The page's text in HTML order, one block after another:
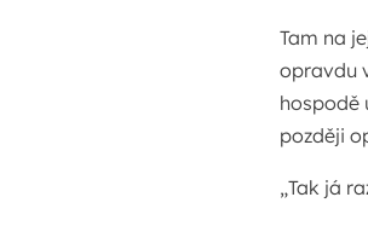
Tam na
opravdu
hospodě
později
„Tak já